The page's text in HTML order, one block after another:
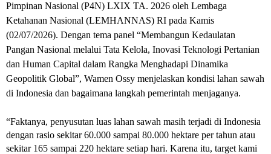
Pimpinan Nasional (P4N) LXIX TA. 2026 oleh Lembaga
Ketahanan Nasional (LEMHANNAS) RI pada Kamis
(02/07/2026). Dengan tema panel “Membangun Kedaulatan
Pangan Nasional melalui Tata Kelola, Inovasi Teknologi Pertanian
dan Human Capital dalam Rangka Menghadapi Dinamika
Geopolitik Global”, Wamen Ossy menjelaskan kondisi lahan sawah
di Indonesia dan bagaimana langkah pemerintah menjaganya.
“Faktanya, penyusutan luas lahan sawah masih terjadi di Indonesia
dengan rasio sekitar 60.000 sampai 80.000 hektare per tahun atau
sekitar 165 sampai 220 hektare setiap hari. Karena itu, target kami